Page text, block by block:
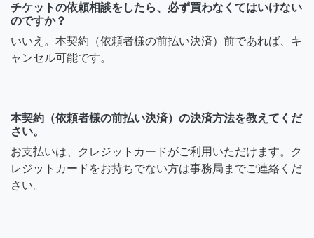
チケットの依頼相談をしたら、必ず買わなくてはいけない
のですか？
いいえ。本契約（依頼者様の前払い決済）前であれば、キ
ャンセル可能です。
本契約（依頼者様の前払い決済）の決済方法を教えてくだ
さい。
お支払いは、クレジットカードがご利用いただけます。ク
レジットカードをお持ちでない方は事務局までご連絡くだ
さい。